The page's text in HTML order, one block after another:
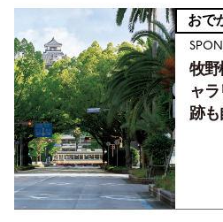
おで
牧野
ャ
跡